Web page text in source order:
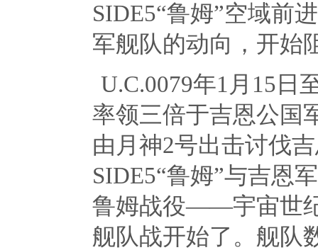
SIDE5“鲁姆”空域前
军舰队的动向，开始
U.C.0079年1 月 15 日
率领三倍于吉恩公国
由月神2号出击讨伐
SIDE5“鲁姆”与吉恩
鲁姆战役——宇宙世
舰队战开始了。舰队